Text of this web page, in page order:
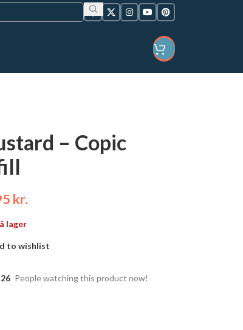
– Copic
kr.
lager
to wishlist
26 People watching this product now!